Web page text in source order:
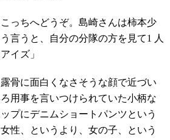
っちへどうぞ。島崎さんは柿本少
言うと、自分の分隊の方を見て1 人
イズ」
骨に面白くなさそうな顔で近づい
用事を言いつけられていた小柄な
プにデニムショートパンツという
性、というより、女の子、という